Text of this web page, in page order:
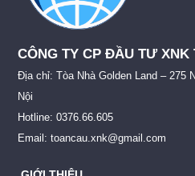
CÔNG TY CP ĐẦU TƯ XNK
Địa chỉ: Tòa Nhà Golden Land – 275
Nội
Hotline: 0376.66.605
Email: toancau.xnk@gmail.com